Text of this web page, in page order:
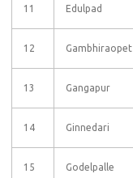
11 Edulpad
12 Gambhiraopet
13 Gangapur
14 Ginnedari
15 Godelpalle